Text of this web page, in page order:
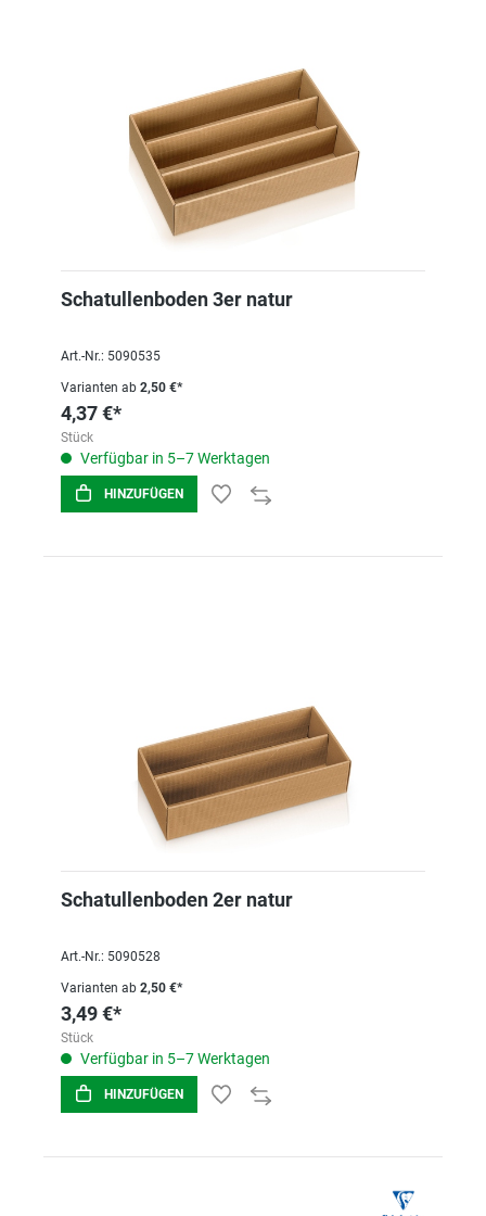
Schatullenboden 3er natur
Art.-Nr.: 5090535
Varianten ab 2,50 €*
4,37 €*
Stück
Verfügbar in 5–7 Werktagen
HINZUFÜGEN
Schatullenboden 2er natur
Art.-Nr.: 5090528
Varianten ab 2,50 €*
3,49 €*
Stück
Verfügbar in 5–7 Werktagen
HINZUFÜGEN